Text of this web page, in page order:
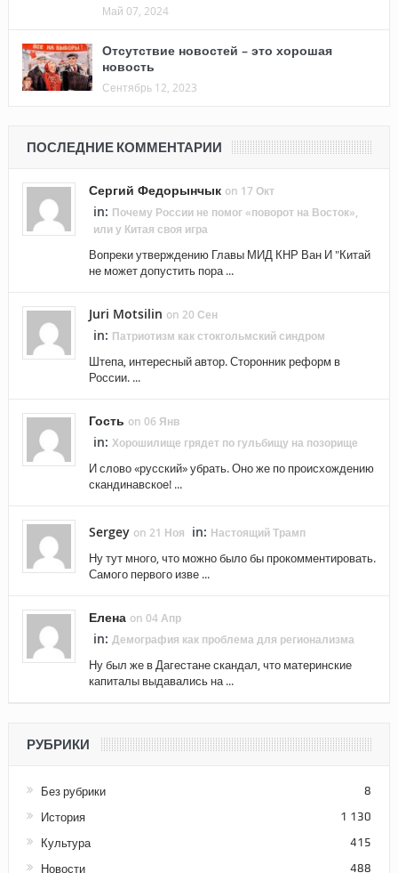
Май 07, 2024
Отсутствие новостей – это хорошая
новость
Сентябрь 12, 2023
ПОСЛЕДНИЕ КОММЕНТАРИИ
Сергий Федорынчык on 17 Окт
in: Почему России не помог «поворот на Восток»,
или у Китая своя игра
Вопреки утверждению Главы МИД КНР Ван И "Китай
не может допустить пора ...
Juri Motsilin on 20 Сен
in: Патриотизм как стокгольмский синдром
Штепа, интересный автор. Сторонник реформ в
России. ...
Гость on 06 Янв
in: Хорошилище грядет по гульбищу на позорище
И слово «русский» убрать. Оно же по происхождению
скандинавское! ...
Sergey on 21 Ноя in: Настоящий Трамп
Ну тут много, что можно было бы прокомментировать.
Самого первого изве ...
Елена on 04 Апр
in: Демография как проблема для регионализма
Ну был же в Дагестане скандал, что материнские
капиталы выдавались на ...
РУБРИКИ
Без рубрики 8
История 1 130
Культура 415
Новости 488